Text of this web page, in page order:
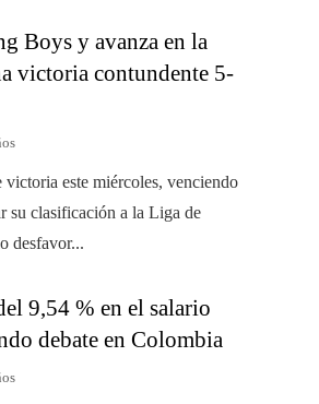
Boys y avanza en la
victoria contundente 5-
este miércoles, venciendo
su clasificación a la Liga de
desfavor...
9,54 % en el salario
debate en Colombia